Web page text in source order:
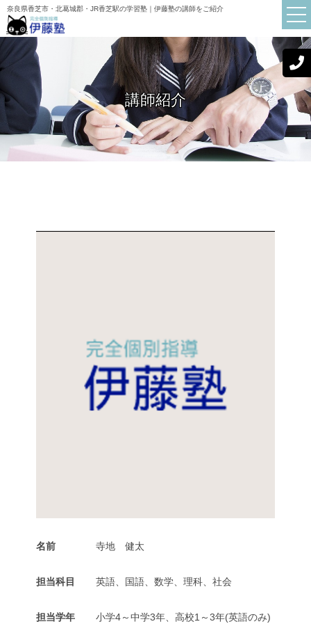
奈良県香芝市・北葛城郡・JR香芝駅の学習塾｜伊藤塾の講師をご紹介
TOP
伊藤塾について
講師紹介
中学生コース
高校生・大学受験・社会人コース
講師紹介
名前 寺地 健太
担当科目 英語、国語、数学、理科、社会
担当学年 小学4～中学3年、高校1～3年(英語のみ)